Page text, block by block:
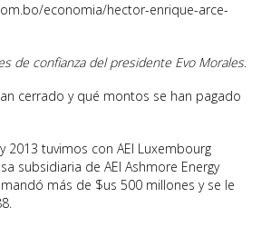
economia/hector-enrique-arce-
de confianza del presidente Evo Morales.
cerrado y qué montos se han pagado
2013 tuvimos con AEI Luxembourg
subsidiaria de AEI Ashmore Energy
más de $us 500 millones y se le